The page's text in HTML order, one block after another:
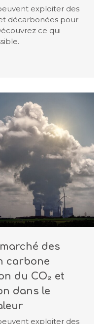
exploiter des
décarbonées pour
ce qui
des
carbone
du CO₂ et
dans le
exploiter des